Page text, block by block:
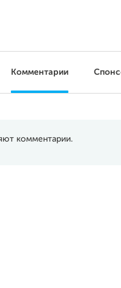
Комментарии
комментарии.